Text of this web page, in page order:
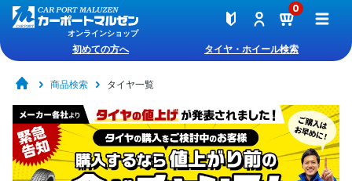
オンラインショップ
0
初めての方へ タイヤ・ホイール検索
商品検索 タイヤ一覧